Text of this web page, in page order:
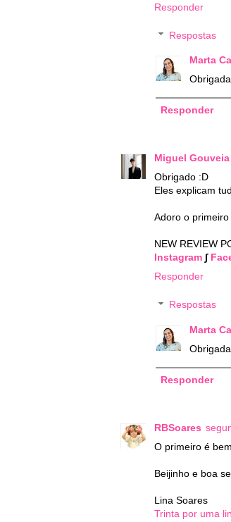
Responder
Respostas
Marta
Responder
Miguel Gouveia
Obrigado :D
Eles explicam
Adoro o primeiro
NEW REVIEW
Instagram ∫
Responder
Respostas
Marta
Responder
RBSoares
O primeiro é
Beijinho e boa
Lina Soares
Trinta por uma